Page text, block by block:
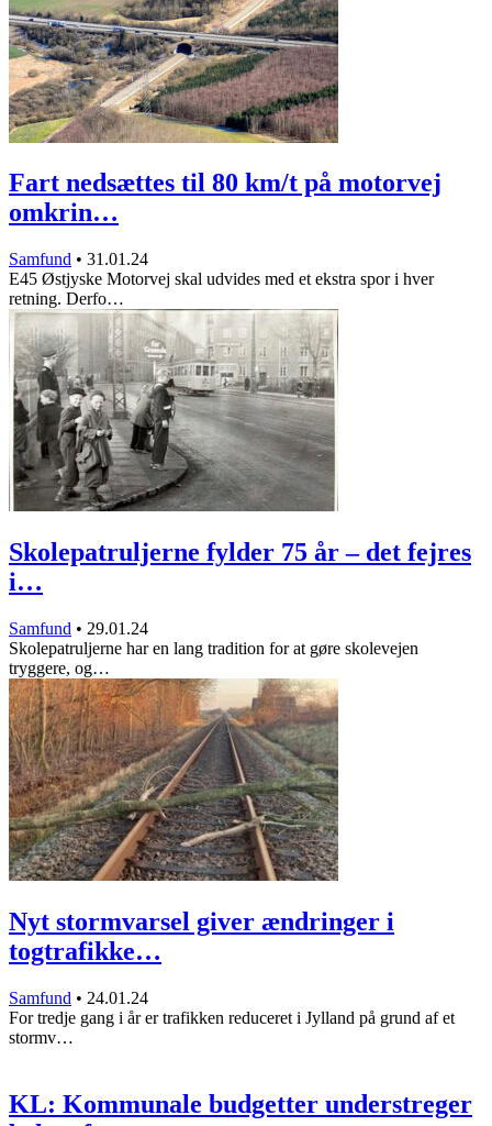
Fart nedsættes til 80 km/t på motorvej
omkrin…
Samfund • 31.01.24
E45 Østjyske Motorvej skal udvides med et ekstra spor i hver
retning. Derfo…
Skolepatruljerne fylder 75 år – det fejres
i…
Samfund • 29.01.24
Skolepatruljerne har en lang tradition for at gøre skolevejen
tryggere, og…
Nyt stormvarsel giver ændringer i
togtrafikke…
Samfund • 24.01.24
For tredje gang i år er trafikken reduceret i Jylland på grund af et
stormv…
KL: Kommunale budgetter understreger